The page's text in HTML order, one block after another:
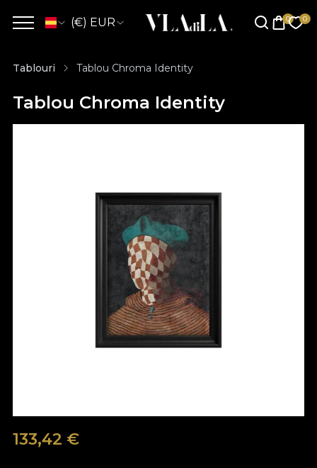
(€) EUR
Tablouri Tablou Chroma Identity
Tablou Chroma Identity
133,42 €